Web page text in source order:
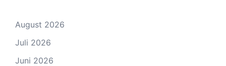
August 2026
Juli 2026
Juni 2026